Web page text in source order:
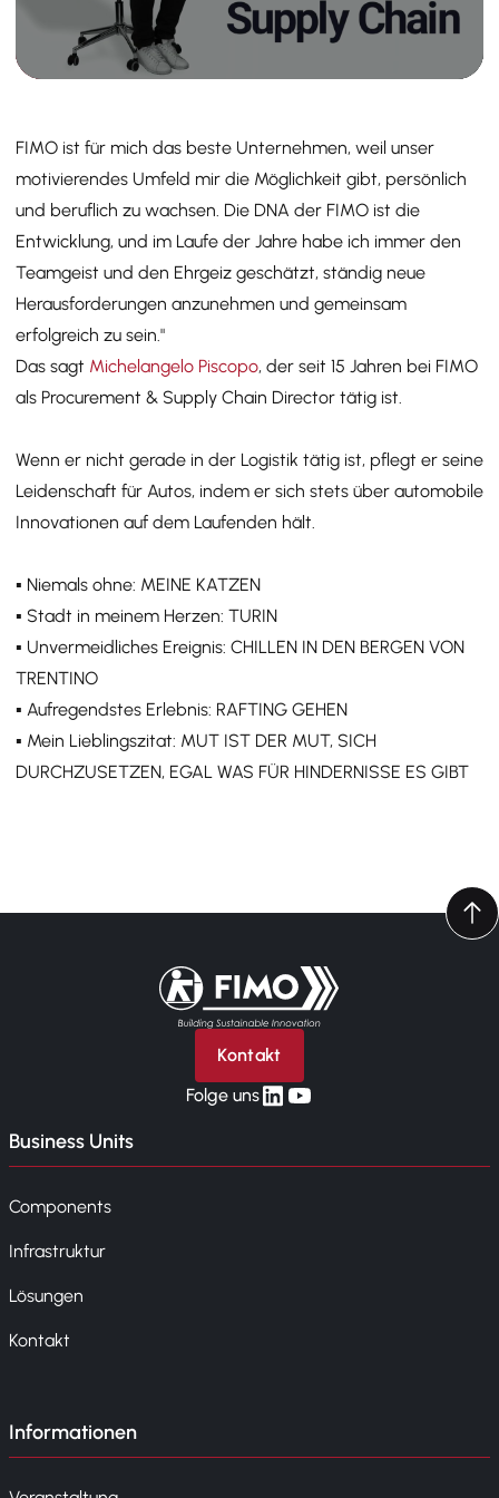
FIMO ist für mich das beste Unternehmen, weil unser
motivierendes Umfeld mir die Möglichkeit gibt, persönlich
und beruflich zu wachsen. Die DNA der FIMO ist die
Entwicklung, und im Laufe der Jahre habe ich immer den
Teamgeist und den Ehrgeiz geschätzt, ständig neue
Herausforderungen anzunehmen und gemeinsam
erfolgreich zu sein."
Das sagt Michelangelo Piscopo, der seit 15 Jahren bei FIMO
als Procurement & Supply Chain Director tätig ist.
Wenn er nicht gerade in der Logistik tätig ist, pflegt er seine
Leidenschaft für Autos, indem er sich stets über automobile
Innovationen auf dem Laufenden hält.
▪️ Niemals ohne: MEINE KATZEN
▪️ Stadt in meinem Herzen: TURIN
▪️ Unvermeidliches Ereignis: CHILLEN IN DEN BERGEN VON
TRENTINO
▪️ Aufregendstes Erlebnis: RAFTING GEHEN
▪️ Mein Lieblingszitat: MUT IST DER MUT, SICH
DURCHZUSETZEN, EGAL WAS FÜR HINDERNISSE ES GIBT
Zurück zur Startseite
Kontakt
Folge unslinkedin
yt
Business Units
Components
Infrastruktur
Lösungen
Kontakt
Informationen